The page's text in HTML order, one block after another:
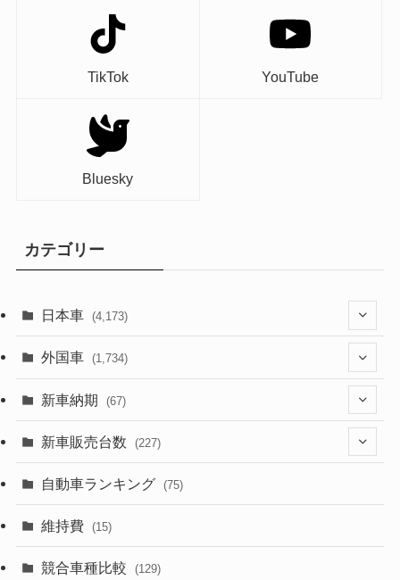
TikTok YouTube
Bluesky
カテゴリー
日本車 (4,173)
(1,321)
(329)
(357)
(328)
外国車 (1,734)
(242)
(85)
新車納期 (67)
(28)
(8)
新車販売台数 (227)
(21)
自動車ランキング (75)
維持費 (15)
競合車種比較 (129)